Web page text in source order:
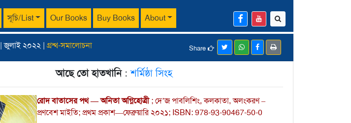
সূচি/List Our Books Buy Books About
| জুলাই ২০২২ | গ্রন্থ-সমালোচনা Share
আছে তো হাতখানি:শর্মিষ্ঠা সিংহ
রোদ বাতাসের পথ — অনিতা অগ্নিহোত্রী; দে’জ পাবলিশিং, কলকাতা, অলংকরণ –
প্রণবেশ মাইতি; প্রথম প্রকাশ—ফেব্রুয়ারি ২০২১; ISBN: 978-93-90467-50-0